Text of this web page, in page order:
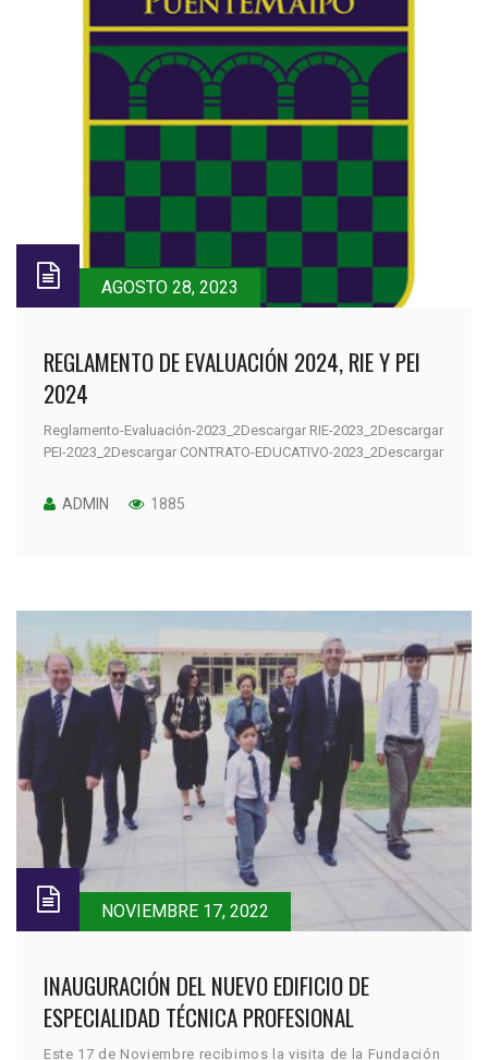
AGOSTO 28, 2023
REGLAMENTO DE EVALUACIÓN 2024, RIE Y PEI
2024
Reglamento-Evaluación-2023_2Descargar RIE-2023_2Descargar
PEI-2023_2Descargar CONTRATO-EDUCATIVO-2023_2Descargar
ADMIN 1885
NOVIEMBRE 17, 2022
INAUGURACIÓN DEL NUEVO EDIFICIO DE
ESPECIALIDAD TÉCNICA PROFESIONAL
Este 17 de Noviembre recibimos la visita de la Fundación